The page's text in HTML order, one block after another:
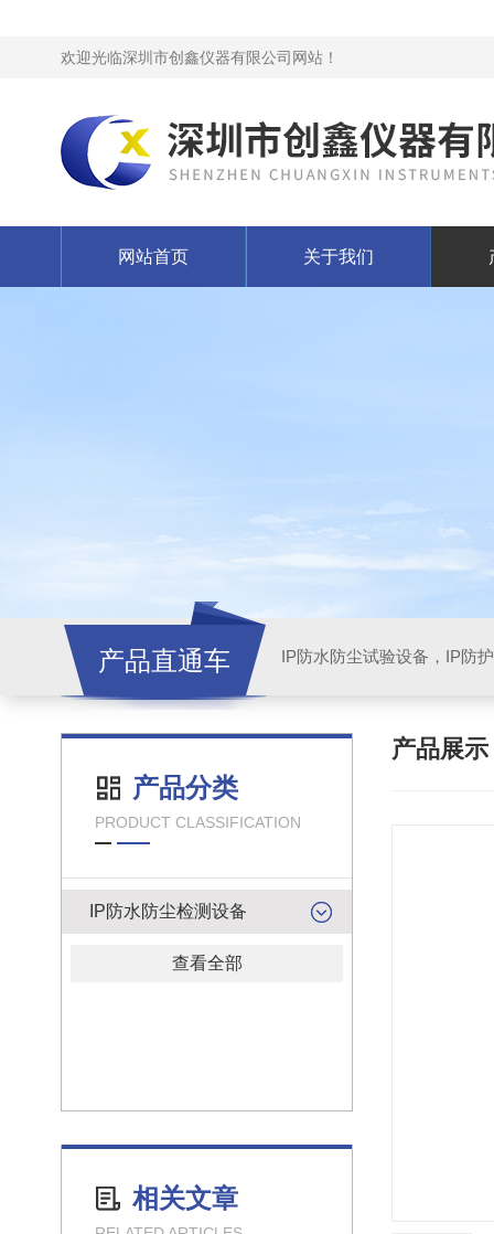
欢迎光临深圳市创鑫仪器有限公司网站！
网站首页 关于我们
产品直通车
产品分类
PRODUCT CLASSIFICATION
IP防水防尘检测设备
查看全部
相关文章
产品展示